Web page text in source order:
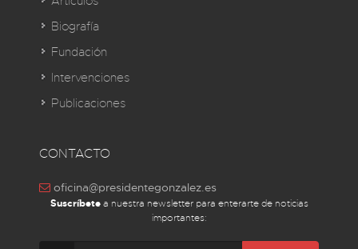
Biografía
Fundación
Intervenciones
Publicaciones
CONTACTO
oficina@presidentegonzalez.es
Suscríbetea nuestra newsletter para enterarte de noticias
importantes: